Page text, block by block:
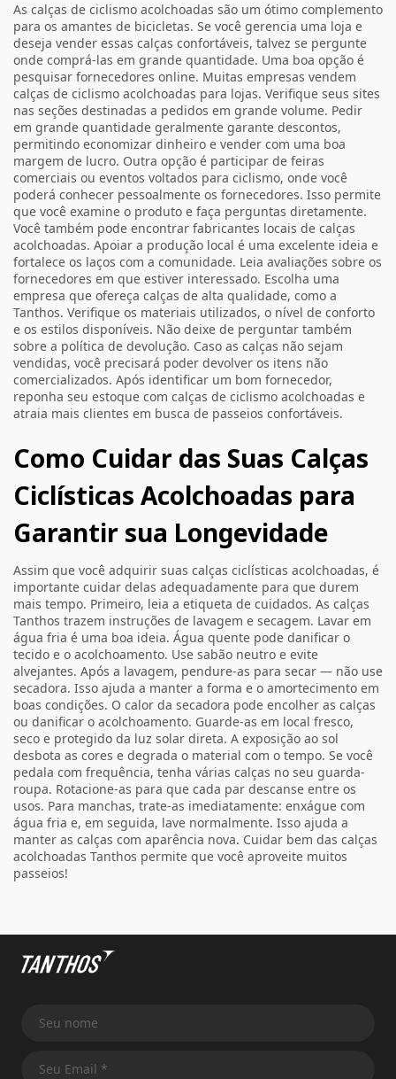
As calças de ciclismo acolchoadas são um ótimo complemento
para os amantes de bicicletas. Se você gerencia uma loja e
deseja vender essas calças confortáveis, talvez se pergunte
onde comprá-las em grande quantidade. Uma boa opção é
pesquisar fornecedores online. Muitas empresas vendem
calças de ciclismo acolchoadas para lojas. Verifique seus sites
nas seções destinadas a pedidos em grande volume. Pedir
em grande quantidade geralmente garante descontos,
permitindo economizar dinheiro e vender com uma boa
margem de lucro. Outra opção é participar de feiras
comerciais ou eventos voltados para ciclismo, onde você
poderá conhecer pessoalmente os fornecedores. Isso permite
que você examine o produto e faça perguntas diretamente.
Você também pode encontrar fabricantes locais de calças
acolchoadas. Apoiar a produção local é uma excelente ideia e
fortalece os laços com a comunidade. Leia avaliações sobre os
fornecedores em que estiver interessado. Escolha uma
empresa que ofereça calças de alta qualidade, como a
Tanthos. Verifique os materiais utilizados, o nível de conforto
e os estilos disponíveis. Não deixe de perguntar também
sobre a política de devolução. Caso as calças não sejam
vendidas, você precisará poder devolver os itens não
comercializados. Após identificar um bom fornecedor,
reponha seu estoque com calças de ciclismo acolchoadas e
atraia mais clientes em busca de passeios confortáveis.
Como Cuidar das Suas Calças
Ciclísticas Acolchoadas para
Garantir sua Longevidade
Assim que você adquirir suas calças ciclísticas acolchoadas, é
importante cuidar delas adequadamente para que durem
mais tempo. Primeiro, leia a etiqueta de cuidados. As calças
Tanthos trazem instruções de lavagem e secagem. Lavar em
água fria é uma boa ideia. Água quente pode danificar o
tecido e o acolchoamento. Use sabão neutro e evite
alvejantes. Após a lavagem, pendure-as para secar — não use
secadora. Isso ajuda a manter a forma e o amortecimento em
boas condições. O calor da secadora pode encolher as calças
ou danificar o acolchoamento. Guarde-as em local fresco,
seco e protegido da luz solar direta. A exposição ao sol
desbota as cores e degrada o material com o tempo. Se você
pedala com frequência, tenha várias calças no seu guarda-
roupa. Rotacione-as para que cada par descanse entre os
usos. Para manchas, trate-as imediatamente: enxágue com
água fria e, em seguida, lave normalmente. Isso ajuda a
manter as calças com aparência nova. Cuidar bem das calças
acolchoadas Tanthos permite que você aproveite muitos
passeios!